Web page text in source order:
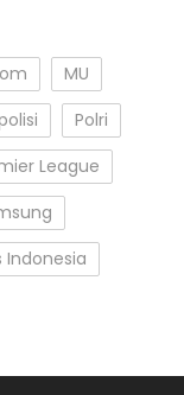
MU
Polri
League
Indonesia